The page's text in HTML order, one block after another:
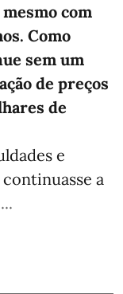
com
Como
sem um
de preços
de
e
a